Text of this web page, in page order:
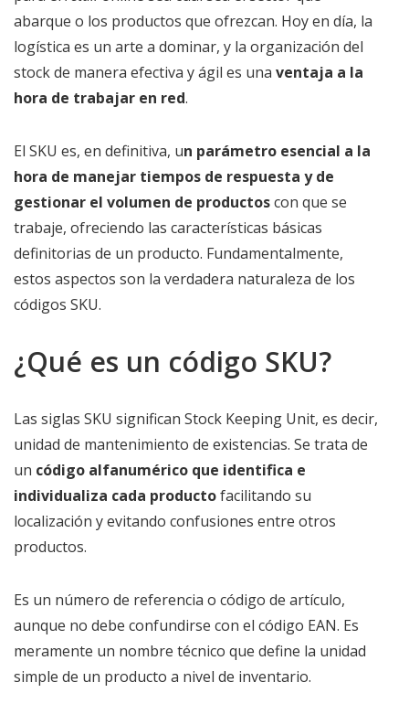
abarque o los productos que ofrezcan. Hoy en día, la
logística es un arte a dominar, y la organización del
stock de manera efectiva y ágil es una ventaja a la
hora de trabajar en red.
El SKU es, en definitiva, un parámetro esencial a la
hora de manejar tiempos de respuesta y de
gestionar el volumen de productoscon que se
trabaje, ofreciendo las características básicas
definitorias de un producto. Fundamentalmente,
estos aspectos son la verdadera naturaleza de los
códigos SKU.
¿Qué es un código SKU?
Las siglas SKU significan Stock Keeping Unit, es decir,
unidad de mantenimiento de existencias. Se trata de
un código alfanumérico que identifica e
individualiza cada productofacilitando su
localización y evitando confusiones entre otros
productos.
Es un número de referencia o código de artículo,
aunque no debe confundirse con el código EAN. Es
meramente un nombre técnico que define la unidad
simple de un producto a nivel de inventario.